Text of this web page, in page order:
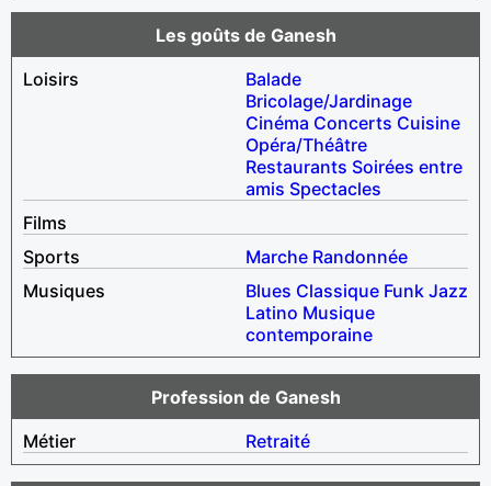
Les goûts de Ganesh
Loisirs
Balade
Bricolage/Jardinage
Cinéma Concerts Cuisine
Opéra/Théâtre
Restaurants Soirées entre
amis Spectacles
Films
Sports
Marche Randonnée
Musiques
Blues Classique Funk Jazz
Latino Musique
contemporaine
Profession de Ganesh
Métier
Retraité